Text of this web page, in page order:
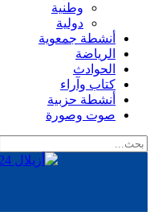
وطنية
دولية
أنشطة جمعوية
الرياضة
الحوادث
كتاب وآراء
أنشطة حزبية
صوت وصورة